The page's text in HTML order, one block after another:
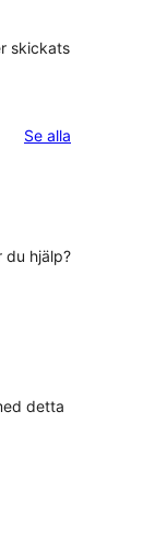
skickats
Se alla
du hjälp?
detta